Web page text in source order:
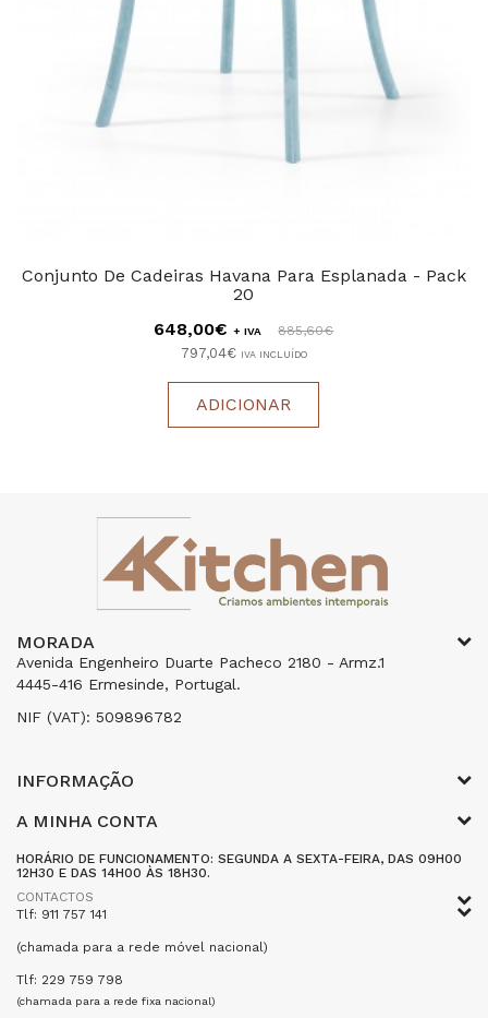
Conjunto De Cadeiras Havana Para Esplanada - Pack
20
648,00€+ IVA 885,60€
797,04€ IVA INCLUÍDO
ADICIONAR
MORADA
Avenida Engenheiro Duarte Pacheco 2180 - Armz.1
4445-416 Ermesinde, Portugal.
NIF (VAT): 509896782
INFORMAÇÃO
A MINHA CONTA
HORÁRIO DE FUNCIONAMENTO: SEGUNDA A SEXTA-FEIRA, DAS 09H00
12H30 E DAS 14H00 ÀS 18H30.
CONTACTOS
Tlf: 911 757 141
(chamada para a rede móvel nacional)
Tlf: 229 759 798
(chamada para a rede fixa nacional)